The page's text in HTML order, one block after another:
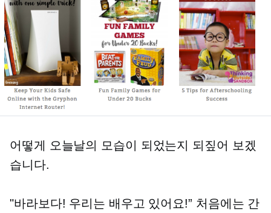
어떻게 오늘날의 모습이 되었는지 되짚어 보겠
습니다.
"바라보다! 우리는 배우고 있어요!” 처음에는 간